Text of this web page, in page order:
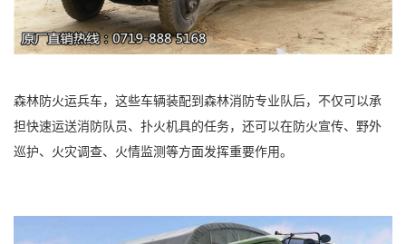
森林防火运兵车，这些车辆装配到森林消防专业队后，不仅可以承
担快速运送消防队员、扑火机具的任务，还可以在防火宣传、野外
巡护、火灾调查、火情监测等方面发挥重要作用。